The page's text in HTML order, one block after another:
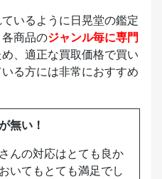
いるように日晃堂の鑑定
商品のジャンル毎に専門
、適正な買取価格で買い
る方には非常におすすめ
無い！
んの対応はとても良か
いてもとても満足でし